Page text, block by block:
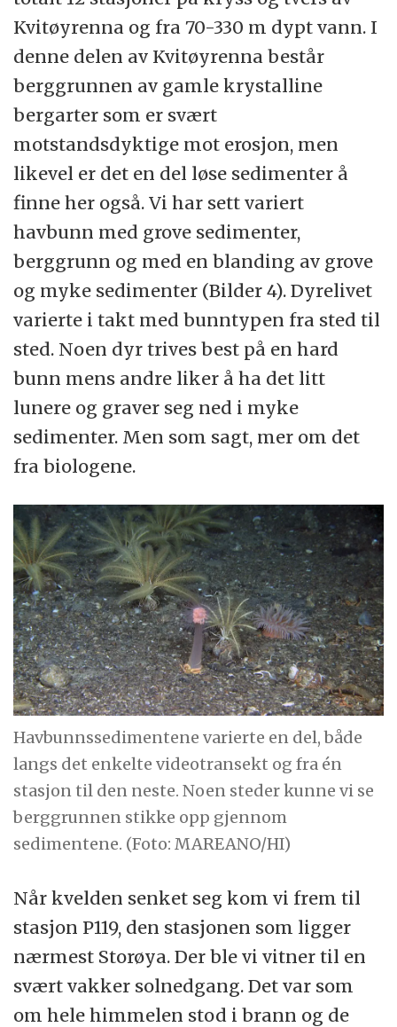
Kvitøyrenna og fra 70-330 m dypt vann. I
denne delen av Kvitøyrenna består
berggrunnen av gamle krystalline
bergarter som er svært
motstandsdyktige mot erosjon, men
likevel er det en del løse sedimenter å
finne her også. Vi har sett variert
havbunn med grove sedimenter,
berggrunn og med en blanding av grove
og myke sedimenter (Bilder 4). Dyrelivet
varierte i takt med bunntypen fra sted til
sted. Noen dyr trives best på en hard
bunn mens andre liker å ha det litt
lunere og graver seg ned i myke
sedimenter. Men som sagt, mer om det
fra biologene.
Havbunnssedimentene varierte en del, både
langs det enkelte videotransekt og fra én
stasjon til den neste. Noen steder kunne vi se
berggrunnen stikke opp gjennom
sedimentene. (Foto: MAREANO/HI)
Når kvelden senket seg kom vi frem til
stasjon P119, den stasjonen som ligger
nærmest Storøya. Der ble vi vitner til en
svært vakker solnedgang. Det var som
om hele himmelen stod i brann og de